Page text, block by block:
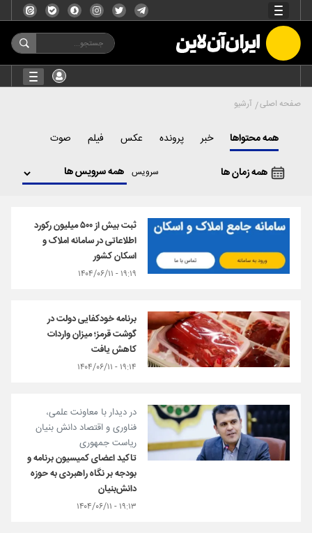
صفحه اصلی آرشیو
همه محتواها خبر پرونده عکس فیلم صوت
همه زمان ها سرویس
ثبت بیش از ۵۰۰ میلیون رکورد
اطلاعاتی در سامانه املاک و
اسکان کشور
۱۹:۱۹ - ۱۴۰۴/۰۶/۱۱
برنامه خودکفایی دولت در
گوشت قرمز؛ میزان واردات
کاهش یافت
۱۹:۱۴ - ۱۴۰۴/۰۶/۱۱
در دیدار با معاونت علمی،
فناوری و اقتصاد دانش بنیان
ریاست جمهوری
تاکید اعضای کمیسیون برنامه و
بودجه بر نگاه راهبردی‌ به حوزه
دانش‌بنیان
۱۹:۱۳ - ۱۴۰۴/۰۶/۱۱